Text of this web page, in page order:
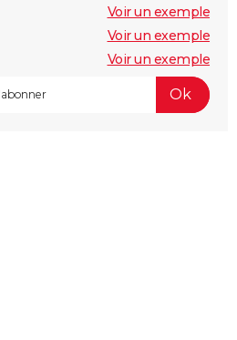
Voir un exemple
Voir un exemple
Voir un exemple